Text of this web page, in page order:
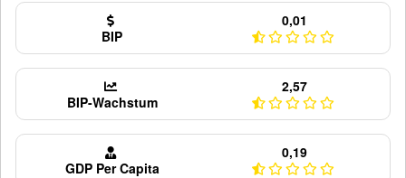
BIP
0,01
BIP-Wachstum
2,57
GDP Per Capita
0,19